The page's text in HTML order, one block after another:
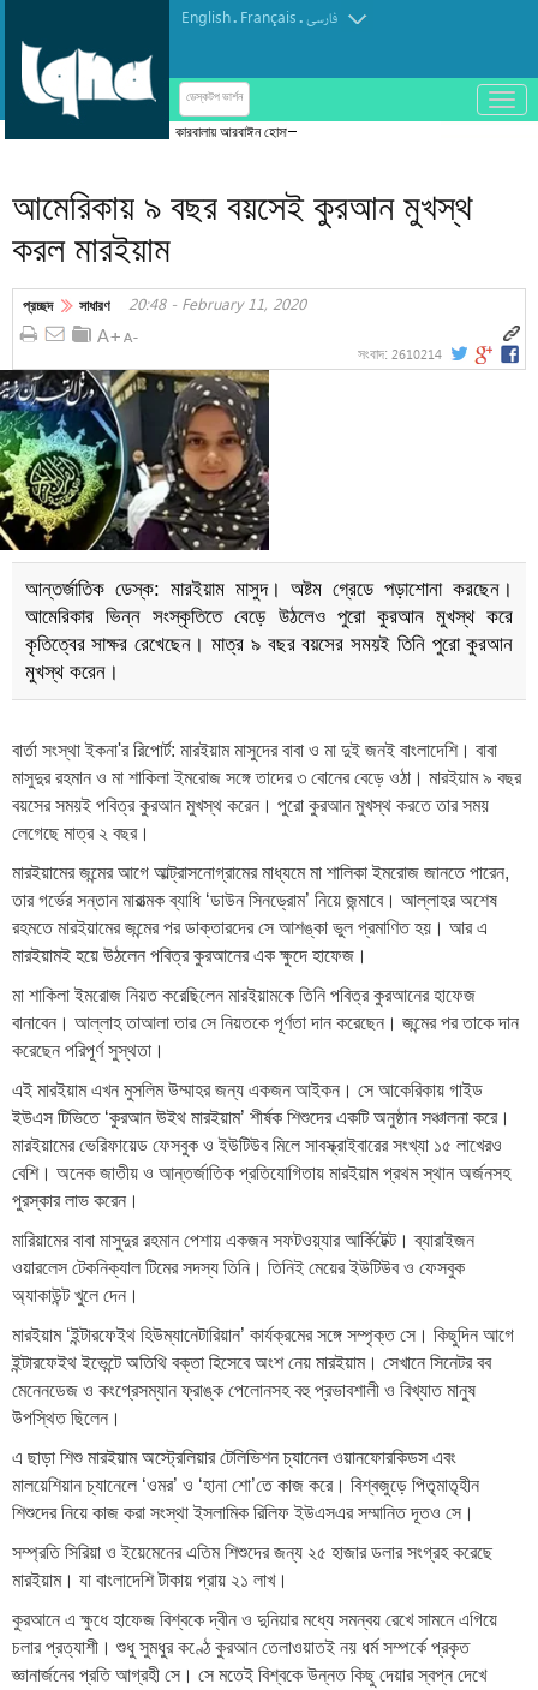
English. Français.فارسی
ডেস্কটপ ভার্শন
باز
و
কারবালায় আরবাঈন হোসাইনি আজাদারি
আমেরিকায় ৯ বছর বয়সেই কুরআন মুখস্থ
করল মারইয়াম
প্রচ্ছদ সাধারণ 20:48 - February 11, 2020
সংবাদ: 2610214
আন্তর্জাতিক ডেস্ক: মারইয়াম মাসুদ। অষ্টম গ্রেডে পড়াশোনা করছেন।
আমেরিকার ভিন্ন সংস্কৃতিতে বেড়ে উঠলেও পুরো কুরআন মুখস্থ করে
কৃতিত্বের সাক্ষর রেখেছেন। মাত্র ৯ বছর বয়সের সময়ই তিনি পুরো কুরআন
মুখস্থ করেন।
বার্তা সংস্থা ইকনা'র রিপোর্ট: মারইয়াম মাসুদের বাবা ও মা দুই জনই বাংলাদেশি। বাবা
মাসুদুর রহমান ও মা শাকিলা ইমরোজ সঙ্গে তাদের ৩ বোনের বেড়ে ওঠা। মারইয়াম ৯ বছর
বয়সের সময়ই পবিত্র কুরআন মুখস্থ করেন। পুরো কুরআন মুখস্থ করতে তার সময়
লেগেছে মাত্র ২ বছর।
মারইয়ামের জন্মের আগে আল্ট্রাসনোগ্রামের মাধ্যমে মা শালিকা ইমরোজ জানতে পারেন,
তার গর্ভের সন্তান মারাত্মক ব্যাধি ‘ডাউন সিনড্রোম’ নিয়ে জন্মাবে। আল্লাহর অশেষ
রহমতে মারইয়ামের জন্মের পর ডাক্তারদের সে আশঙ্কা ভুল প্রমাণিত হয়। আর এ
মারইয়ামই হয়ে উঠলেন পবিত্র কুরআনের এক ক্ষুদে হাফেজ।
মা শাকিলা ইমরোজ নিয়ত করেছিলেন মারইয়ামকে তিনি পবিত্র কুরআনের হাফেজ
বানাবেন। আল্লাহ তাআলা তার সে নিয়তকে পূর্ণতা দান করেছেন। জন্মের পর তাকে দান
করেছেন পরিপূর্ণ সুস্থতা।
এই মারইয়াম এখন মুসলিম উম্মাহর জন্য একজন আইকন। সে আকেরিকায় গাইড
ইউএস টিভিতে ‘কুরআন উইথ মারইয়াম’ শীর্ষক শিশুদের একটি অনুষ্ঠান সঞ্চালনা করে।
মারইয়ামের ভেরিফায়েড ফেসবুক ও ইউটিউব মিলে সাবস্ক্রাইবারের সংখ্যা ১৫ লাখেরও
বেশি। অনেক জাতীয় ও আন্তর্জাতিক প্রতিযোগিতায় মারইয়াম প্রথম স্থান অর্জনসহ
পুরস্কার লাভ করেন।
মারিয়ামের বাবা মাসুদুর রহমান পেশায় একজন সফটওয়্যার আর্কিটেক্ট। ব্যারাইজন
ওয়ারলেস টেকনিক্যাল টিমের সদস্য তিনি। তিনিই মেয়ের ইউটিউব ও ফেসবুক
অ্যাকাউন্ট খুলে দেন।
মারইয়াম ‘ইন্টারফেইথ হিউম্যানেটারিয়ান’ কার্যক্রমের সঙ্গে সম্পৃক্ত সে। কিছুদিন আগে
ইন্টারফেইথ ইভেন্টে অতিথি বক্তা হিসেবে অংশ নেয় মারইয়াম। সেখানে সিনেটর বব
মেনেনডেজ ও কংগ্রেসম্যান ফ্রাঙ্ক পেলোনসহ বহু প্রভাবশালী ও বিখ্যাত মানুষ
উপস্থিত ছিলেন।
এ ছাড়া শিশু মারইয়াম অস্ট্রেলিয়ার টেলিভিশন চ্যানেল ওয়ানফোরকিডস এবং
মালয়েশিয়ান চ্যানেলে ‘ওমর’ ও ‘হানা শো’তে কাজ করে। বিশ্বজুড়ে পিতৃমাতৃহীন
শিশুদের নিয়ে কাজ করা সংস্থা ইসলামিক রিলিফ ইউএসএর সম্মানিত দূতও সে।
সম্প্রতি সিরিয়া ও ইয়েমেনের এতিম শিশুদের জন্য ২৫ হাজার ডলার সংগ্রহ করেছে
মারইয়াম। যা বাংলাদেশি টাকায় প্রায় ২১ লাখ।
কুরআনে এ ক্ষুধে হাফেজ বিশ্বকে দ্বীন ও দুনিয়ার মধ্যে সমন্বয় রেখে সামনে এগিয়ে
চলার প্রত্যাশী। শুধু সুমধুর কণ্ঠে কুরআন তেলাওয়াতই নয় ধর্ম সম্পর্কে প্রকৃত
জ্ঞানার্জনের প্রতি আগ্রহী সে। সে মতেই বিশ্বকে উন্নত কিছু দেয়ার স্বপ্ন দেখে